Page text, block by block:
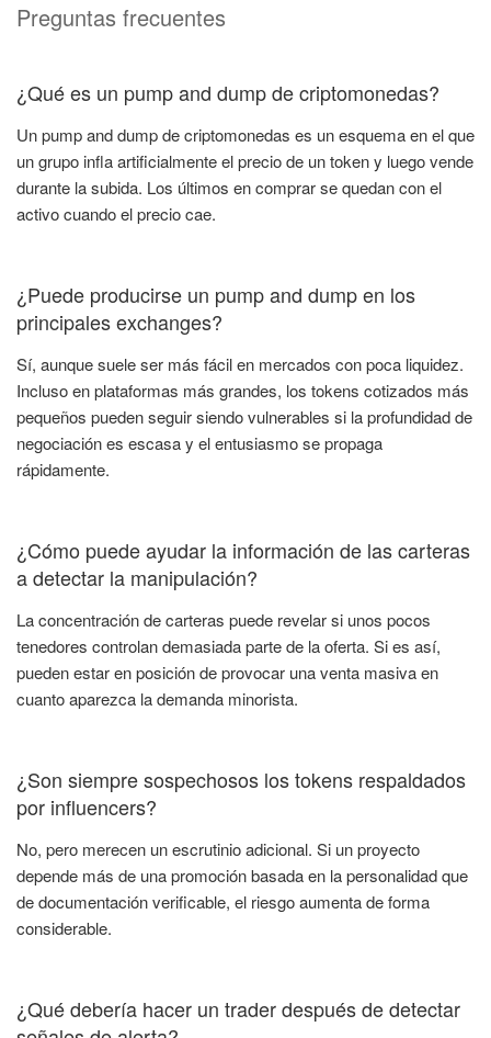
Preguntas frecuentes
¿Qué es un pump and dump de criptomonedas?
Un pump and dump de criptomonedas es un esquema en el que
un grupo infla artificialmente el precio de un token y luego vende
durante la subida. Los últimos en comprar se quedan con el
activo cuando el precio cae.
¿Puede producirse un pump and dump en los
principales exchanges?
Sí, aunque suele ser más fácil en mercados con poca liquidez.
Incluso en plataformas más grandes, los tokens cotizados más
pequeños pueden seguir siendo vulnerables si la profundidad de
negociación es escasa y el entusiasmo se propaga
rápidamente.
¿Cómo puede ayudar la información de las carteras
a detectar la manipulación?
La concentración de carteras puede revelar si unos pocos
tenedores controlan demasiada parte de la oferta. Si es así,
pueden estar en posición de provocar una venta masiva en
cuanto aparezca la demanda minorista.
¿Son siempre sospechosos los tokens respaldados
por influencers?
No, pero merecen un escrutinio adicional. Si un proyecto
depende más de una promoción basada en la personalidad que
de documentación verificable, el riesgo aumenta de forma
considerable.
¿Qué debería hacer un trader después de detectar